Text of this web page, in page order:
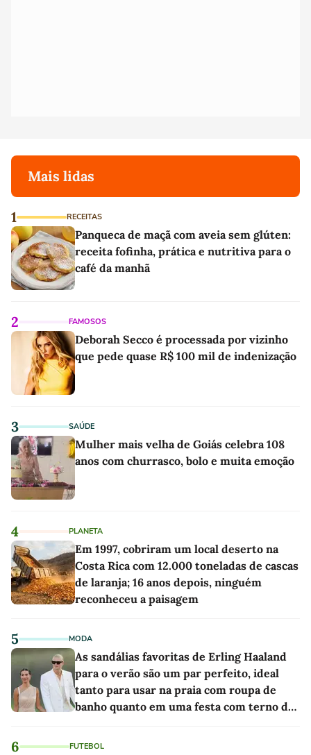
Mais lidas
1 RECEITAS
Panqueca de maçã com aveia sem glúten:
receita fofinha, prática e nutritiva para o
café da manhã
2 FAMOSOS
Deborah Secco é processada por vizinho
que pede quase R$ 100 mil de indenização
3 SAÚDE
Mulher mais velha de Goiás celebra 108
anos com churrasco, bolo e muita emoção
4 PLANETA
Em 1997, cobriram um local deserto na
Costa Rica com 12.000 toneladas de cascas
de laranja; 16 anos depois, ninguém
reconheceu a paisagem
5 MODA
As sandálias favoritas de Erling Haaland
para o verão são um par perfeito, ideal
tanto para usar na praia com roupa de
banho quanto em uma festa com terno de
6 FUTEBOL